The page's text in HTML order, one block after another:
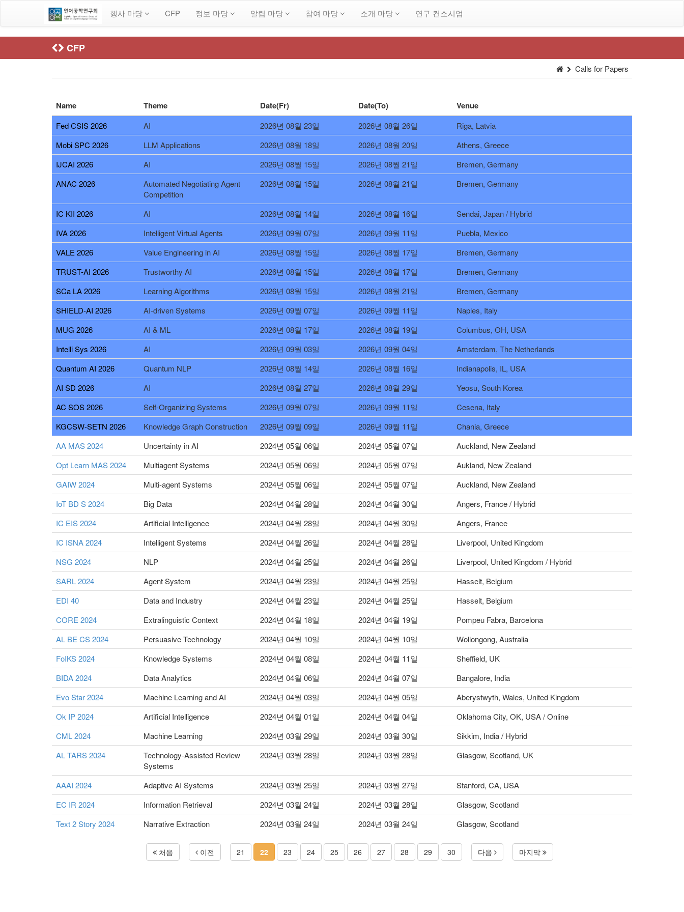
행사 마당 CFP 정보 마당 알림 마당 참여 마당 소개 마당 연구 컨소시엄
CFP
Calls for Papers
Name Theme Date(Fr) Date(To) Venue
Fed CSIS 2026 AI 2026년 08월 23일 2026년 08월 26일
Riga, Latvia
Mobi SPC 2026
LLM Applications 2026년 08월 18일 2026년 08월 20일
Athens, Greece
IJCAI 2026
AI 2026년 08월 15일 2026년 08월 21일
Bremen, Germany
ANAC 2026
Automated Negotiating Agent
Competition
2026년 08월 15일 2026년 08월 21일 Bremen, Germany
IC KII 2026 AI 2026년 08월 14일 2026년 08월 16일
Sendai, Japan / Hybrid
IVA 2026
Intelligent Virtual Agents 2026년 09월 07일 2026년 09월 11일
Puebla, Mexico
VALE 2026
Value Engineering in AI 2026년 08월 15일 2026년 08월 17일
Bremen, Germany
TRUST-AI 2026
Trustworthy AI 2026년 08월 15일 2026년 08월 17일
Bremen, Germany
SCa LA 2026
Learning Algorithms 2026년 08월 15일 2026년 08월 21일
Bremen, Germany
SHIELD-AI 2026
AI-driven Systems 2026년 09월 07일 2026년 09월 11일
Naples, Italy
MUG 2026
AI & ML 2026년 08월 17일 2026년 08월 19일
Columbus, OH, USA
Intelli Sys 2026
AI 2026년 09월 03일 2026년 09월 04일
Amsterdam, The Netherlands
Quantum AI 2026
Quantum NLP 2026년 08월 14일 2026년 08월 16일
Indianapolis, IL, USA
AI SD 2026
AI 2026년 08월 27일 2026년 08월 29일
Yeosu, South Korea
AC SOS 2026
Self-Organizing Systems 2026년 09월 07일 2026년 09월 11일
Cesena, Italy
KGCSW-SETN 2026
Knowledge Graph Construction 2026년 09월 09일 2026년 09월 11일
Chania, Greece
AA MAS 2024
Uncertainty in AI 2024년 05월 06일 2024년 05월 07일
Auckland, New Zealand
Opt Learn MAS 2024
Multiagent Systems 2024년 05월 06일 2024년 05월 07일
Aukland, New Zealand
GAIW 2024
Multi-agent Systems 2024년 05월 06일 2024년 05월 07일
Auckland, New Zealand
IoT BD S 2024
Big Data 2024년 04월 28일 2024년 04월 30일
Angers, France / Hybrid
IC EIS 2024
Artificial Intelligence 2024년 04월 28일 2024년 04월 30일
Angers, France
IC ISNA 2024
Intelligent Systems 2024년 04월 26일 2024년 04월 28일
Liverpool, United Kingdom
NSG 2024
NLP 2024년 04월 25일 2024년 04월 26일
Liverpool, United Kingdom / Hybrid
SARL 2024
Agent System 2024년 04월 23일 2024년 04월 25일
Hasselt, Belgium
EDI 40
Data and Industry 2024년 04월 23일 2024년 04월 25일
Hasselt, Belgium
CORE 2024
Extralinguistic Context 2024년 04월 18일 2024년 04월 19일
Pompeu Fabra, Barcelona
AL BE CS 2024
Persuasive Technology 2024년 04월 10일 2024년 04월 10일
Wollongong, Australia
FoIKS 2024
Knowledge Systems 2024년 04월 08일 2024년 04월 11일
Sheffield, UK
BIDA 2024
Data Analytics 2024년 04월 06일 2024년 04월 07일
Bangalore, India
Evo Star 2024
Machine Learning and AI 2024년 04월 03일 2024년 04월 05일
Aberystwyth, Wales, United Kingdom
Ok IP 2024
Artificial Intelligence 2024년 04월 01일 2024년 04월 04일
Oklahoma City, OK, USA / Online
CML 2024
Machine Learning 2024년 03월 29일 2024년 03월 30일
Sikkim, India / Hybrid
AL TARS 2024
Technology-Assisted Review
Systems
2024년 03월 28일 2024년 03월 28일 Glasgow, Scotland, UK
AAAI 2024 Adaptive AI Systems 2024년 03월 25일 2024년 03월 27일
Stanford, CA, USA
EC IR 2024
Information Retrieval 2024년 03월 24일 2024년 03월 28일
Glasgow, Scotland
Text 2 Story 2024
Narrative Extraction 2024년 03월 24일 2024년 03월 24일 Glasgow, Scotland
처음 이전 21 22 23 24 25 26 27 28 29 30 다음 마지막